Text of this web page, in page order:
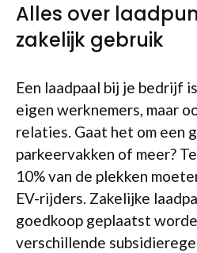
Alles over
zakelijk gebruik
Een laadpaal bij je bedrijf
eigen werknemers, maar
relaties. Gaat het om een
parkeervakken of meer?
10% van de plekken
EV-rijders. Zakelijke
goedkoop geplaatst
verschillende